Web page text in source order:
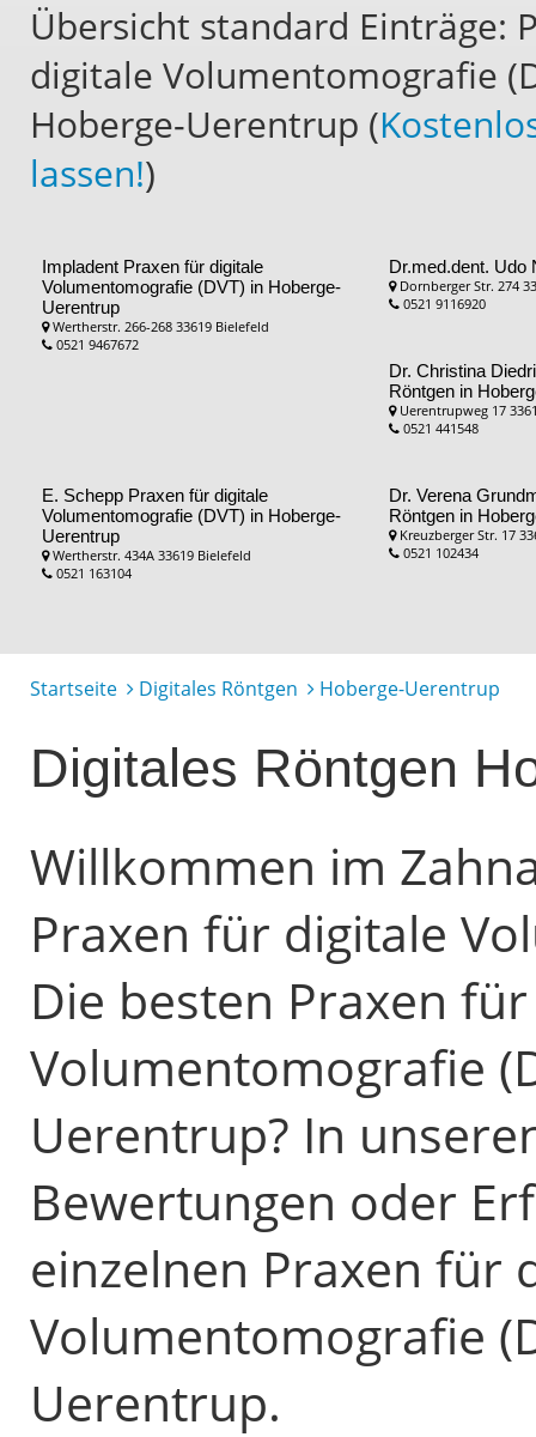
Übersicht standard Einträge:
digitale Volumentomografie
Hoberge-Uerentrup (
lassen!)
Impladent Praxen für digitale
Volumentomografie (DVT) in Hoberge-
Uerentrup
Wertherstr. 266-268 33619 Bielefeld
0521 9467672
Dr.med.dent. Udo
Dornberger Str. 274
0521 9116920
Dr. Christina
Röntgen in
Uerentrupweg 17
0521 441548
E. Schepp Praxen für digitale
Volumentomografie (DVT) in Hoberge-
Uerentrup
Wertherstr. 434A 33619 Bielefeld
0521 163104
Dr. Verena
Röntgen in
Kreuzberger Str. 17
0521 102434
Startseite Digitales Röntgen Hoberge-Uerentrup
Digitales Röntgen
Willkommen im
Praxen für digitale
Die besten Praxen
Volumentomografie
Uerentrup? In
Bewertungen oder
einzelnen Praxen für
Volumentomografie
Uerentrup.